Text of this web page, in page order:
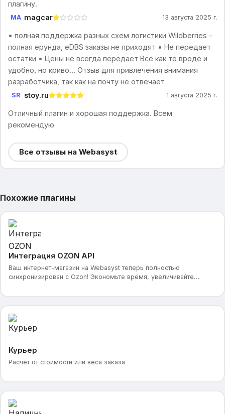
плагину.
MA magcar 13 августа 2025 г.
• полная поддержка разных схем логистики Wildberries -
полная ерунда, eDBS заказы не приходят • Не передает
остатки • Цены не всегда передает Все как то вроде и
удобно, но криво... Отзыв для привлечения внимания
разработчика, так как на почту не отвечает
SR stoy.ru 1 августа 2025 г.
Отличный плагин и хорошая поддержка. Всем
рекомендую
Все отзывы на Webasyst
Похожие плагины
Интеграция OZON API
Ваш интернет-магазин на Webasyst теперь полностью
синхронизирован с Ozon! Экономьте время, увеличивайте
Курьер
Расчёт от стоимости или веса заказа